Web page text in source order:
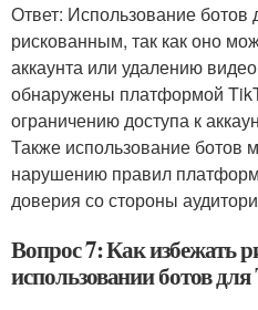
Ответ: Использование
рискованным, так как оно
аккаунта или удалению
обнаружены платформой
ограничению доступа к
Также использование ботов
нарушению правил
доверия со стороны
Вопрос 7: Как избежать
использовании ботов